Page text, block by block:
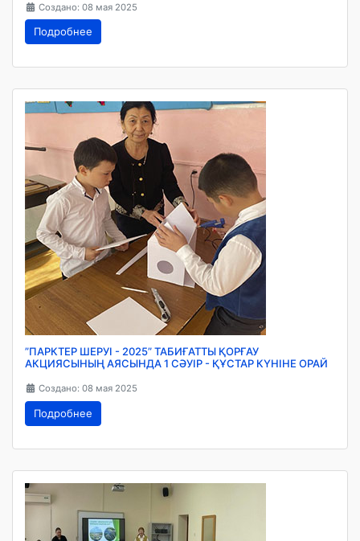
Создано: 08 мая 2025
Подробнее
”ПАРКТЕР ШЕРУІ - 2025” ТАБИҒАТТЫ ҚОРҒАУ
АКЦИЯСЫНЫҢ АЯСЫНДА 1 СӘУІР - ҚҰСТАР КҮНІНЕ ОРАЙ
Создано: 08 мая 2025
Подробнее